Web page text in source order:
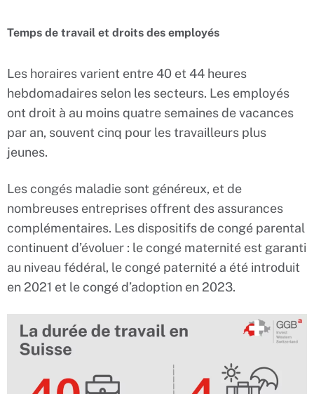
Temps de travail et droits des employés
Les horaires varient entre 40 et 44 heures
hebdomadaires selon les secteurs. Les employés
ont droit à au moins quatre semaines de vacances
par an, souvent cinq pour les travailleurs plus
jeunes.
Les congés maladie sont généreux, et de
nombreuses entreprises offrent des assurances
complémentaires. Les dispositifs de congé parental
continuent d’évoluer : le congé maternité est garanti
au niveau fédéral, le congé paternité a été introduit
en 2021 et le congé d’adoption en 2023.